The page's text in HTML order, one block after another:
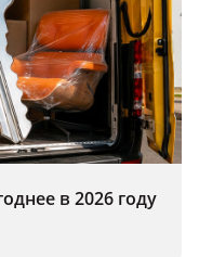
в 2026 году